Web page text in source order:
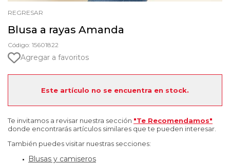
REGRESAR
Blusa a rayas Amanda
Código: 15601822
Agregar a favoritos
Este artículo no se encuentra en stock.
Te invitamos a revisar nuestra sección "Te Recomendamos"
donde encontrarás artículos similares que te pueden interesar.
También puedes visitar nuestras secciones:
Blusas y camiseros